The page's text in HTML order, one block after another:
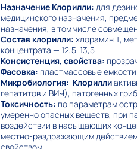
Назначение Клорилли: для
медицинского назначения,
назначения, в том числе
Состав клорилли: хлорамин Т,
концентрата — 12,5-13,5.
Консистенция, свойства:
Фасовка: пластмассовые
Микробиология: Клорилли
гепатитов и ВИЧ), патогенных
Токсичность: по параметрам
умеренно опасных веществ, при
воздействии в насыщающих
местно-раздражающим